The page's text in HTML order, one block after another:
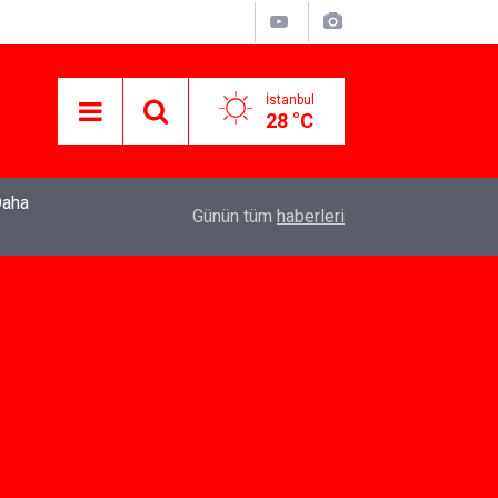
İstanbul
28 °C
Özlem Drahyalı Kimdir, Nereli ve Kaç
Günün tüm haberleri